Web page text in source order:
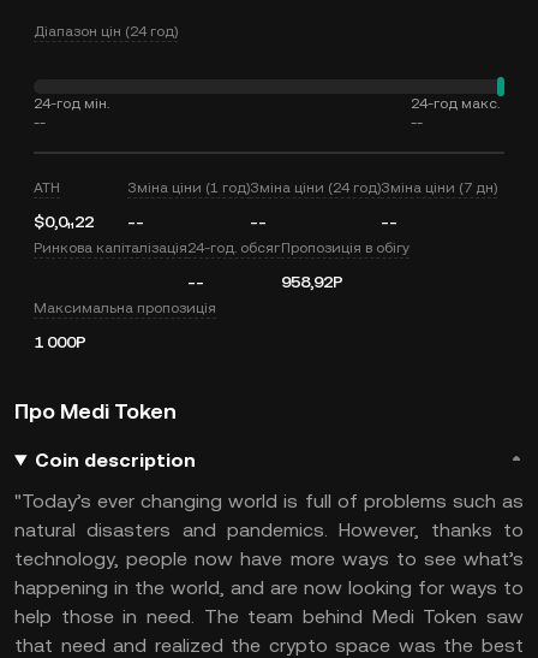
Діапазон цін (24 год)
24-год мін.
--
24-год макс.
--
ATH
$0,0₁₁22
Зміна ціни (1 год)
--
Зміна ціни (24 год)
--
Зміна ціни (7 дн)
--
Ринкова капіталізація24-год. обсяг
--
Пропозиція в обігу
958,92P
Максимальна пропозиція
1 000P
Про Medi Token
Coin description
"Today’s ever changing world is full of problems such as
natural disasters and pandemics. However, thanks to
technology, people now have more ways to see what’s
happening in the world, and are now looking for ways to
help those in need. The team behind Medi Token saw
that need and realized the crypto space was the best